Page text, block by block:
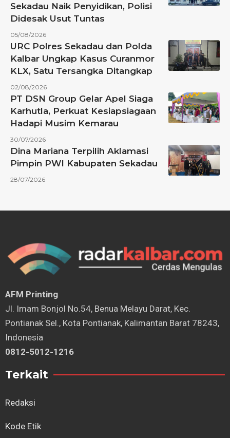
Sekadau Naik Penyidikan, Polisi
Didesak Usut Tuntas
05/08/2026
URC Polres Sekadau dan Polda
Kalbar Ungkap Kasus Curanmor
KLX, Satu Tersangka Ditangkap
02/08/2026
PT DSN Group Gelar Apel Siaga
Karhutla, Perkuat Kesiapsiagaan
Hadapi Musim Kemarau
30/07/2026
Dina Mariana Terpilih Aklamasi
Pimpin PWI Kabupaten Sekadau
28/07/2026
AFM Printing
⁠Jl. Imam Bonjol No.54, Benua Melayu Darat, Kec.
Pontianak Sel., Kota Pontianak, Kalimantan Barat 78243,
Indonesia
0812-5012-1216
Terkait
Redaksi
Kode Etik